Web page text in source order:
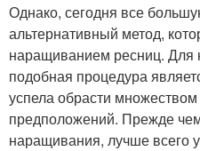
Однако, сегодня все
альтернативный метод,
наращиванием ресниц. Для
подобная процедура
успела обрасти
предположений. Прежде
наращивания, лучше всего